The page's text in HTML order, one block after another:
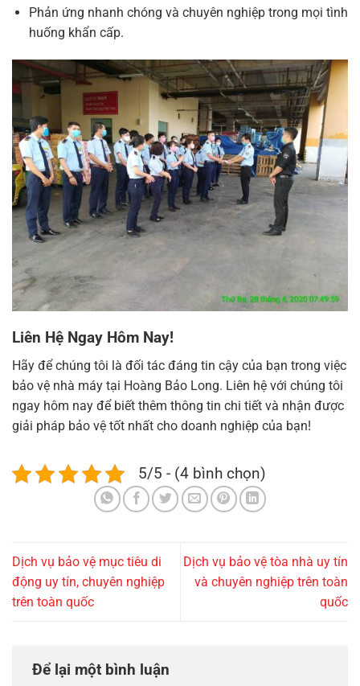
Phản ứng nhanh chóng và chuyên nghiệp trong mọi tình
huống khẩn cấp.
Liên Hệ Ngay Hôm Nay!
Hãy để chúng tôi là đối tác đáng tin cậy của bạn trong việc
bảo vệ nhà máy tại Hoàng Bảo Long. Liên hệ với chúng tôi
ngay hôm nay để biết thêm thông tin chi tiết và nhận được
giải pháp bảo vệ tốt nhất cho doanh nghiệp của bạn!
5/5 - (4 bình chọn)
Dịch vụ bảo vệ mục tiêu di
động uy tín, chuyên nghiệp
trên toàn quốc
Dịch vụ bảo vệ tòa nhà uy tín
và chuyên nghiệp trên toàn
quốc
Để lại một bình luận